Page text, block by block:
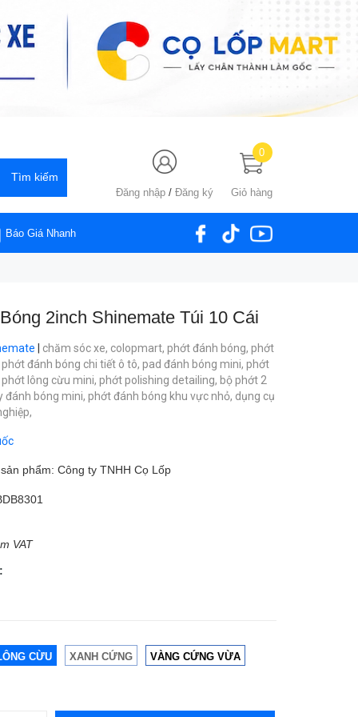
Đăng nhập / Đăng ký Giỏ hàng
0
Báo Giá Nhanh
2inch Shinemate Túi 10 Cái
| chăm sóc xe, colopmart, phớt đánh bóng, phớt
phớt đánh bóng chi tiết ô tô, pad đánh bóng mini, phớt
phớt lông cừu mini, phớt polishing detailing, bộ phớt 2
đánh bóng mini, phớt đánh bóng khu vực nhỏ, dụng cụ
phẩm: Công ty TNHH Cọ Lốp
VAT
CỪU XANH CỨNG VÀNG CỨNG VỪA